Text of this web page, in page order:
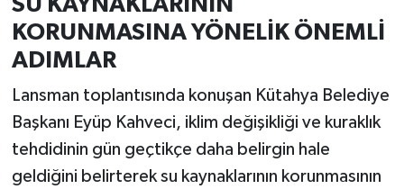
KORUNMASINA YÖNELİK ÖNEMLİ
ADIMLAR
Lansman toplantısında konuşan Kütahya Belediye
Başkanı Eyüp Kahveci, iklim değişikliği ve kuraklık
tehdidinin gün geçtikçe daha belirgin hale
geldiğini belirterek su kaynaklarının korunmasının
Pazarlar
Politika
Resmi İlan
Rüya Tabirleri